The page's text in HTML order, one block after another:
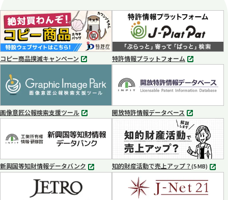
コピー商品撲滅キャンペーン
別
で
開
く
特許情報プラットフォーム
別
ブ
で
く
画像意匠公報検索支援ツール
別
ブ
で
く
開放特許情報データベース
別
タ
ブ
で
開
く
新興国等知財情報データバンク
別
知的財産活動で売上アップ？(5 MB) MP4